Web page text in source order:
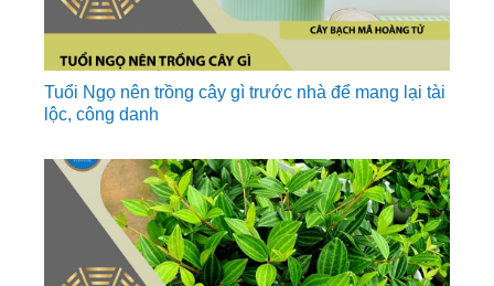
Tuổi Ngọ nên trồng cây gì trước nhà để mang lại tài
lộc, công danh